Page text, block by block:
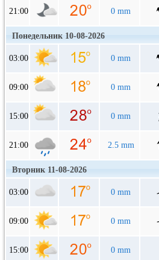
21:00 0 mm
Понедельник 10-08-2026
03:00 0 mm
09:00 0 mm
15:00 0 mm
21:00 2.5 mm
Вторник 11-08-2026
03:00 0 mm
09:00 0 mm
15:00 0 mm